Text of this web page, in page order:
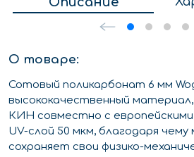
О товаре:
Сотовый поликарбонат 6 мм
высококачественный
КИН совместно с
UV-слой 50 мкм, благодаря
сохраняет свои физико-